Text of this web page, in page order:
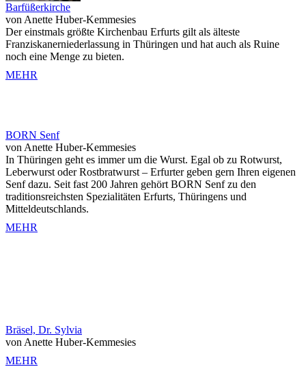
Barfüßerkirche
von Anette Huber-Kemmesies
Der einstmals größte Kirchenbau Erfurts gilt als älteste
Franziskanerniederlassung in Thüringen und hat auch als Ruine
noch eine Menge zu bieten.
MEHR
BORN Senf
von Anette Huber-Kemmesies
In Thüringen geht es immer um die Wurst. Egal ob zu Rotwurst,
Leberwurst oder Rostbratwurst – Erfurter geben gern Ihren eigenen
Senf dazu. Seit fast 200 Jahren gehört BORN Senf zu den
traditionsreichsten Spezialitäten Erfurts, Thüringens und
Mitteldeutschlands.
MEHR
Bräsel, Dr. Sylvia
von Anette Huber-Kemmesies
MEHR